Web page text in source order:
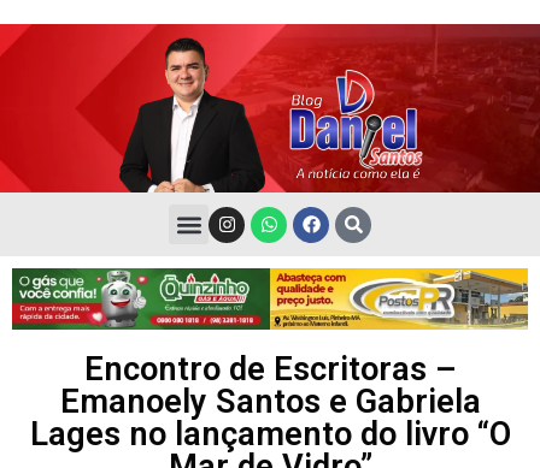
Encontro de Escritoras –
Emanoely Santos e Gabriela
Lages no lançamento do livro “O